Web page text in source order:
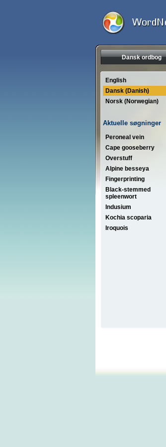
Dansk ordbog
English
Dansk (Danish)
Norsk (Norwegian)
Aktuelle søgninger
Peroneal vein
Cape gooseberry
Overstuff
Alpine besseya
Fingerprinting
Black-stemmed
spleenwort
Indusium
Kochia scoparia
Iroquois